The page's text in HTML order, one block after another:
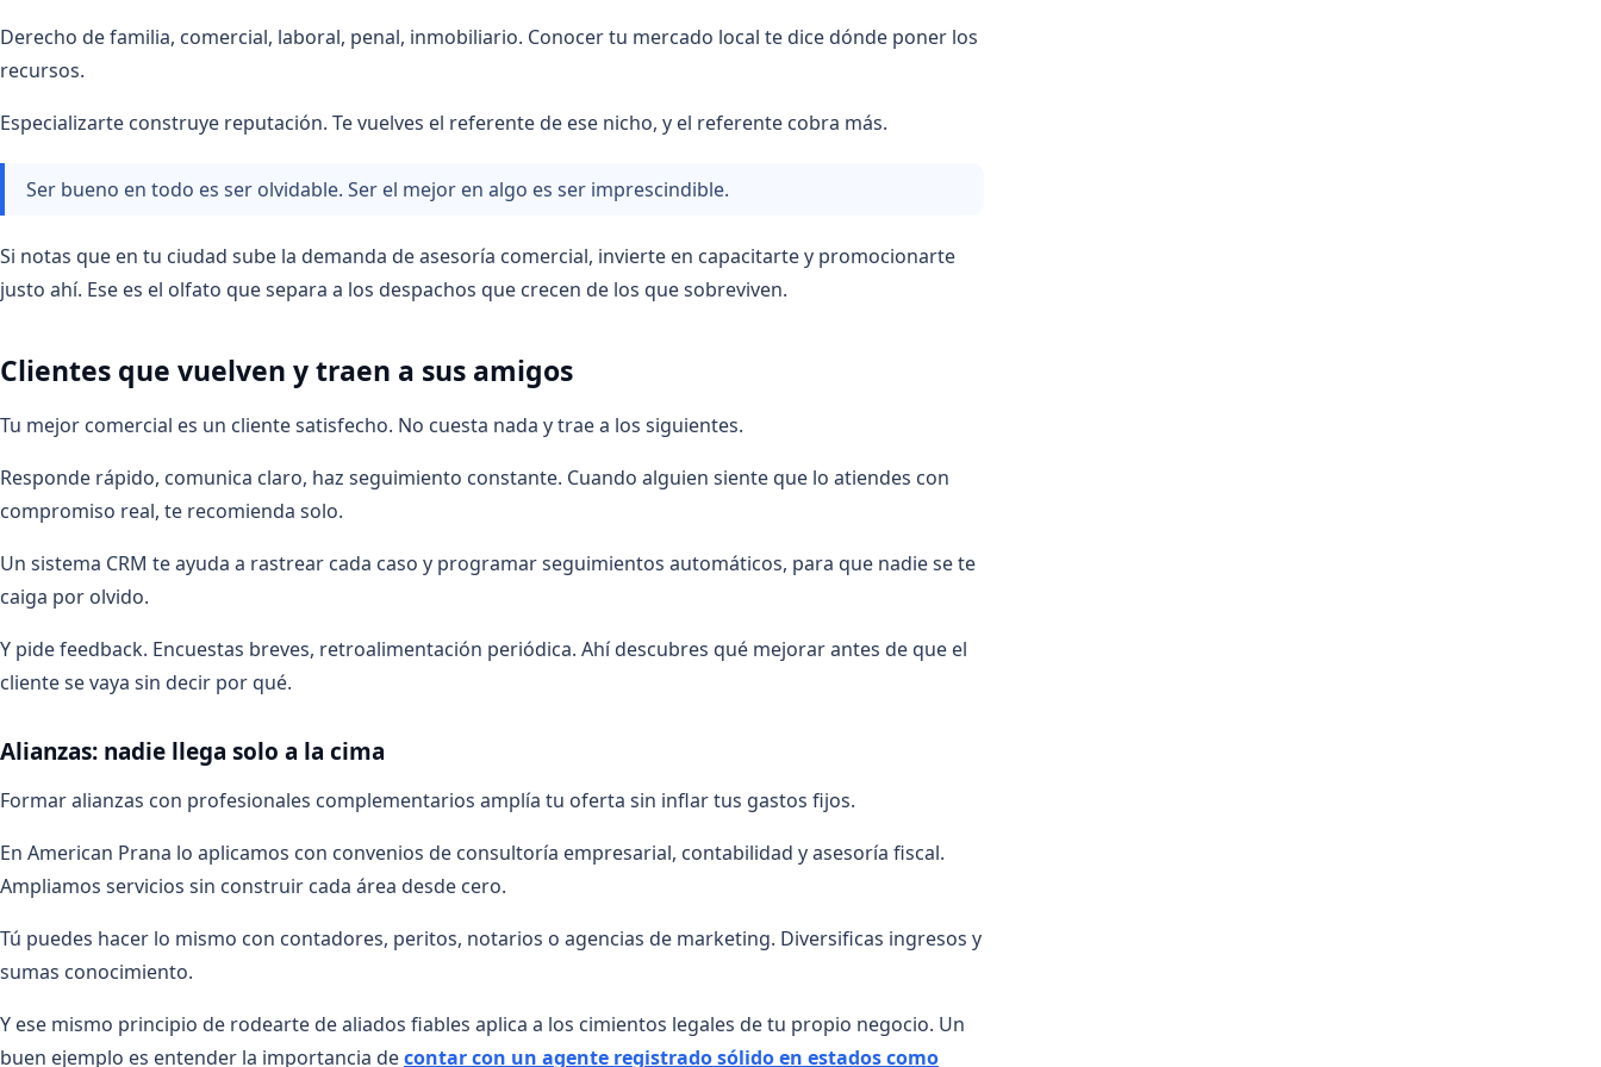
Derecho de familia, comercial, laboral, penal, inmobiliario. Conocer tu mercado local te dice dónde poner los
recursos.
Especializarte construye reputación. Te vuelves el referente de ese nicho, y el referente cobra más.
Ser bueno en todo es ser olvidable. Ser el mejor en algo es ser imprescindible.
Si notas que en tu ciudad sube la demanda de asesoría comercial, invierte en capacitarte y promocionarte
justo ahí. Ese es el olfato que separa a los despachos que crecen de los que sobreviven.
Clientes que vuelven y traen a sus amigos
Tu mejor comercial es un cliente satisfecho. No cuesta nada y trae a los siguientes.
Responde rápido, comunica claro, haz seguimiento constante. Cuando alguien siente que lo atiendes con
compromiso real, te recomienda solo.
Un sistema CRM te ayuda a rastrear cada caso y programar seguimientos automáticos, para que nadie se te
caiga por olvido.
Y pide feedback. Encuestas breves, retroalimentación periódica. Ahí descubres qué mejorar antes de que el
cliente se vaya sin decir por qué.
Alianzas: nadie llega solo a la cima
Formar alianzas con profesionales complementarios amplía tu oferta sin inflar tus gastos fijos.
En American Prana lo aplicamos con convenios de consultoría empresarial, contabilidad y asesoría fiscal.
Ampliamos servicios sin construir cada área desde cero.
Tú puedes hacer lo mismo con contadores, peritos, notarios o agencias de marketing. Diversificas ingresos y
sumas conocimiento.
Y ese mismo principio de rodearte de aliados fiables aplica a los cimientos legales de tu propio negocio. Un
buen ejemplo es entender la importancia decontar con un agente registrado sólido en estados como